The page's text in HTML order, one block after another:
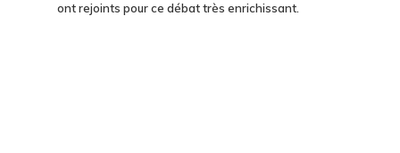
ont rejoints pour ce débat très enrichissant.